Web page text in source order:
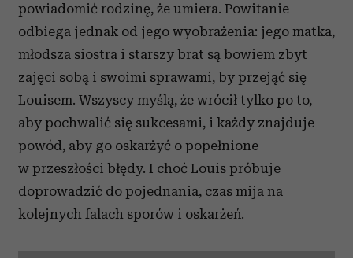
powiadomić rodzinę, że umiera. Powitanie
odbiega jednak od jego wyobrażenia: jego matka,
młodsza siostra i starszy brat są bowiem zbyt
zajęci sobą i swoimi sprawami, by przejąć się
Louisem. Wszyscy myślą, że wrócił tylko po to,
aby pochwalić się sukcesami, i każdy znajduje
powód, aby go oskarżyć o popełnione
w przeszłości błędy. I choć Louis próbuje
doprowadzić do pojednania, czas mija na
kolejnych falach sporów i oskarżeń.